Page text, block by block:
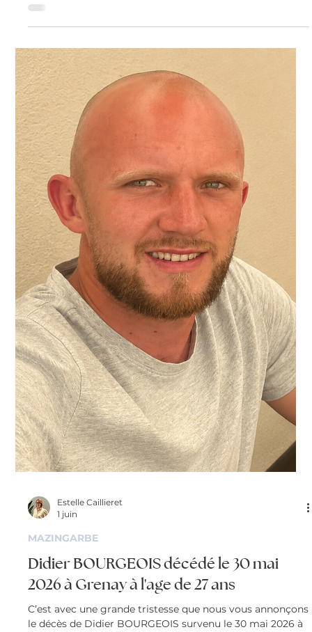
1 juin
à Lens à l'age de 79 ans.
C’est avec une grande tristesse que nous vous annonçons
le décès de Claude SOMBRET survenu le 30 mai 2026 à
LENS Nous vous invitons à utiliser cet espace pour laisser